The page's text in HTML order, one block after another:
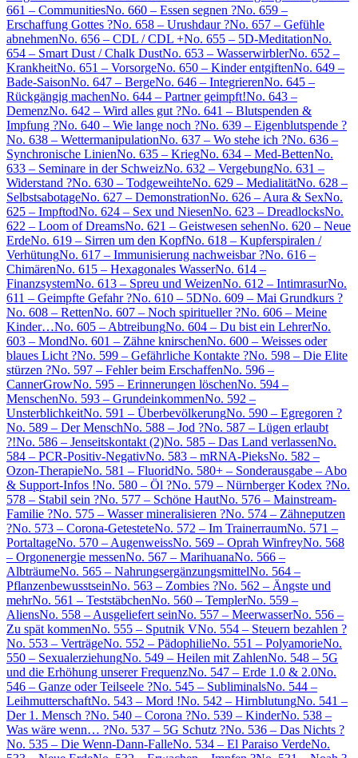
661 – CommunitiesNo. 660 – Essen segnen ?No. 659 –
Erschaffung Gottes ?No. 658 – Urushdaur ?No. 657 – Gefühle
abnehmenNo. 656 – CDL / CDL +No. 655 – 5D-MeditationNo.
654 – Smart Dust / Chalk DustNo. 653 – WasserwirblerNo. 652 –
KrankheitNo. 651 – VorsorgeNo. 650 – Kinder entgiftenNo. 649 –
Bade-SaisonNo. 647 – BergeNo. 646 – IntegrierenNo. 645 –
Rückgängig machenNo. 644 – Partner geimpft!No. 643 –
DemenzNo. 642 – Wird alles gut ?No. 641 – Blutspenden &
Impfung ?No. 640 – Wie lange noch ?No. 639 – Eigenblutspende ?
No. 638 – WettermanipulationNo. 637 – Wo stehe ich ?No. 636 –
Synchronische LinienNo. 635 – KriegNo. 634 – Med-BettenNo.
633 – Seminare in der SchweizNo. 632 – VergebungNo. 631 –
Widerstand ?No. 630 – TodgeweihteNo. 629 – MedialitätNo. 628 –
SelbstsabotageNo. 627 – DemonstrationNo. 626 – Aura & SexNo.
625 – ImpftodNo. 624 – Sex und NiesenNo. 623 – DreadlocksNo.
622 – Loom of DreamsNo. 621 – Geistwesen sehenNo. 620 – Neue
ErdeNo. 619 – Sirren um den KopfNo. 618 – Kupferspiralen /
VerhütungNo. 617 – Immunisierung nachweisbar ?No. 616 –
ChimärenNo. 615 – Hexagonales WasserNo. 614 –
FinanzsystemNo. 613 – Spreu und WeizenNo. 612 – IntimrasurNo.
611 – Geimpfte Gefahr ?No. 610 – 5DNo. 609 – Mai Grundkurs ?
No. 608 – RettenNo. 607 – Noch spiritueller ?No. 606 – Meine
Kinder…No. 605 – AbtreibungNo. 604 – Du bist ein LehrerNo.
603 – MondNo. 601 – Zähne knirschenNo. 600 – Weisses oder
blaues Licht ?No. 599 – Gefährliche Kontakte ?No. 598 – Die Elite
stürzen ?No. 597 – Fehler beim ErschaffenNo. 596 –
CannerGrowNo. 595 – Erinnerungen löschenNo. 594 –
MenschenNo. 593 – GrundeinkommenNo. 592 –
UnsterblichkeitNo. 591 – ÜberbevölkerungNo. 590 – Egregoren ?
No. 589 – Der MenschNo. 588 – Jod ?No. 587 – Lügen erlaubt
?!No. 586 – Jenseitskontakt (2)No. 585 – Das Land verlassenNo.
584 – PCR-Positiv-NegativNo. 583 – mRNA-PieksNo. 582 –
Ozon-TherapieNo. 581 – FluoridNo. 580+ – Sonderausgabe – Abo
& Support-Infos !No. 580 – Öl ?No. 579 – Nürnberger Kodex ?No.
578 – Stabil sein ?No. 577 – Schöne HautNo. 576 – Mainstream-
Familie ?No. 575 – Wasser mineralisieren ?No. 574 – Zähneputzen
?No. 573 – Corona-GetesteteNo. 572 – Im TrainerraumNo. 571 –
PortaltageNo. 570 – AugenweissNo. 569 – Oprah WinfreyNo. 568
– Orgonenergie messenNo. 567 – MarihuanaNo. 566 –
AlbträumeNo. 565 – NahrungsergänzungsmittelNo. 564 –
PflanzenbewusstseinNo. 563 – Zombies ?No. 562 – Ängste und
mehrNo. 561 – TeststäbchenNo. 560 – TemplerNo. 559 –
AliensNo. 558 – Ausgeliefert seinNo. 557 – MeerwasserNo. 556 –
Zu spät kommenNo. 555 – Sputnik VNo. 554 – Steuern bezahlen ?
No. 553 – VerträgeNo. 552 – PädophilieNo. 551 – PolyamorieNo.
550 – SexualerziehungNo. 549 – Heilen mit ZahlenNo. 548 – 5G
und die Erhöhung unserer FrequenzNo. 547 – Erde 1.0 & 2.0No.
546 – Ganze oder Teilseele ?No. 545 – SubliminalsNo. 544 –
LeihmutterschaftNo. 543 – Mord !No. 542 – HirnblutungNo. 541 –
Der 1. Mensch ?No. 540 – Corona ?No. 539 – KinderNo. 538 –
Was wäre wenn… ?No. 537 – 5G Schutz ?No. 536 – Das Nichts ?
No. 535 – Die Wenn-Dann-FalleNo. 534 – El Paraiso VerdeNo.